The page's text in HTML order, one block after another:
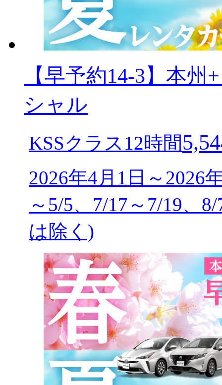
【早予約14-3】本
シャル
KSSクラス12時間
2026年4月1日～2026
～5/5、7/17～7/19、
は除く)